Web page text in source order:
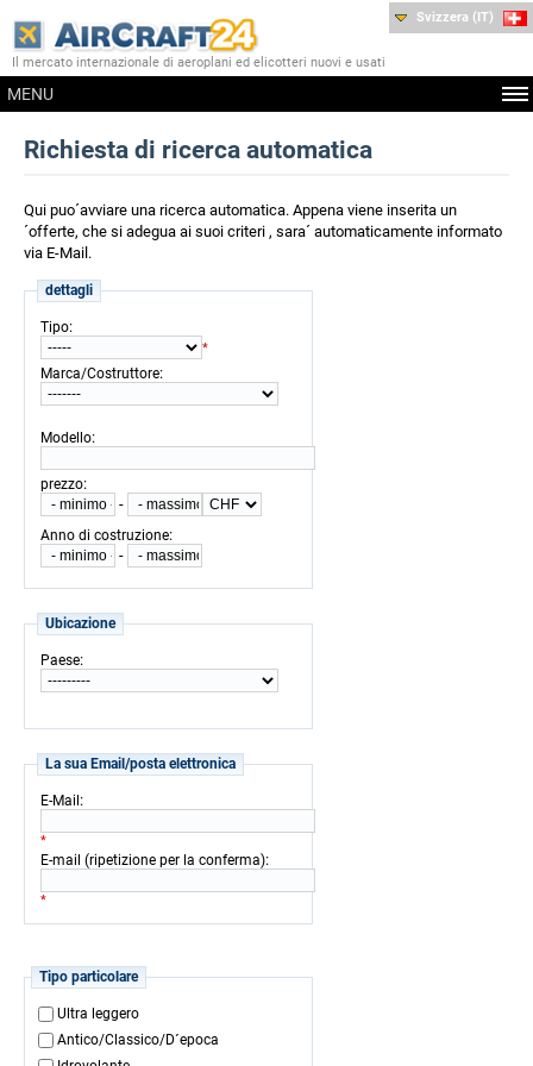
Il mercato internazionale di aeroplani ed elicotteri nuovi e usati
MENU
Svizzera (IT)
Richiesta di ricerca automatica
Qui puo´avviare una ricerca automatica. Appena viene inserita un
´offerte, che si adegua ai suoi criteri , sara´ automaticamente informato
via E-Mail.
dettagli
Tipo:
*
Marca/Costruttore:
Modello:
prezzo:
-
Anno di costruzione:
-
Ubicazione
Paese:
La sua Email/posta elettronica
E-Mail:
*
E-mail (ripetizione per la conferma):
*
Tipo particolare
Ultra leggero
Antico/Classico/D´epoca